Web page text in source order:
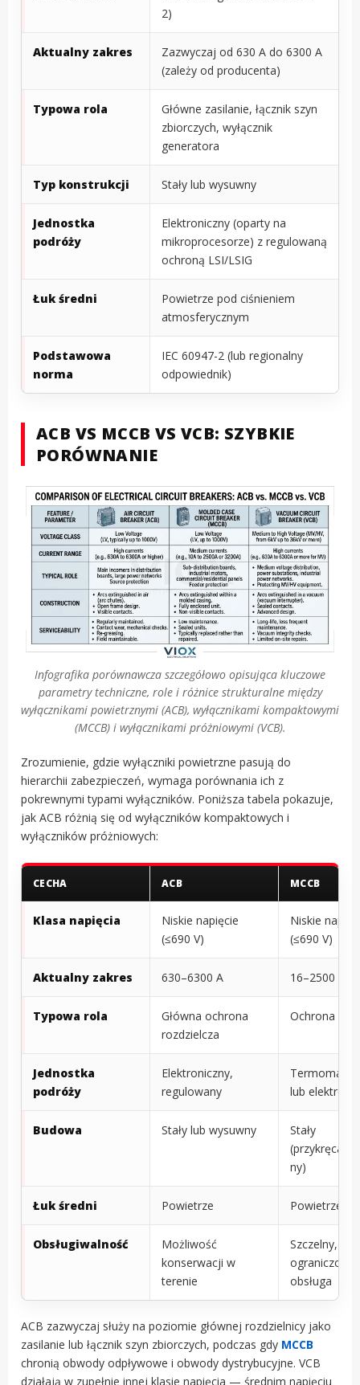
2)
Aktualny zakres
Zazwyczaj od 630 A do 6300 A
(zależy od producenta)
Typowa rola
Główne zasilanie, łącznik szyn
zbiorczych, wyłącznik
generatora
Typ konstrukcji Stały lub wysuwny
Jednostka
podróży
Elektroniczny (oparty na
mikroprocesorze) z regulowaną
ochroną LSI/LSIG
Łuk średni
Powietrze pod ciśnieniem
atmosferycznym
Podstawowa
norma
IEC 60947-2 (lub regionalny
odpowiednik)
ACB VS MCCB VS VCB: SZYBKIE
PORÓWNANIE
Infografika porównawcza szczegółowo opisująca kluczowe
parametry techniczne, role i różnice strukturalne między
wyłącznikami powietrznymi (ACB), wyłącznikami kompaktowymi
(MCCB) i wyłącznikami próżniowymi (VCB).
Zrozumienie, gdzie wyłączniki powietrzne pasują do
hierarchii zabezpieczeń, wymaga porównania ich z
pokrewnymi typami wyłączników. Poniższa tabela pokazuje,
jak ACB różnią się od wyłączników kompaktowych i
wyłączników próżniowych:
CECHA ACB MCCB
Klasa napięcia
Niskie napięcie
(≤690 V)
Niskie
(≤690 V)
Aktualny zakres 630–6300 A 16–2500 A
Typowa rola
Główna ochrona
rozdzielcza
Ochrona
Jednostka
podróży
Elektroniczny,
regulowany
lub
Budowa Stały lub wysuwny
Stały
ny)
Łuk średni Powietrze Powietrze
Obsługiwalność
Możliwość
konserwacji w
terenie
Szczelny,
ograniczona
obsługa
ACB zazwyczaj służy na poziomie głównej rozdzielnicy jako
zasilanie lub łącznik szyn zbiorczych, podczas gdy MCCB
chronią obwody odpływowe i obwody dystrybucyjne. VCB
działają w zupełnie innej klasie napięcia — średnim napięciu